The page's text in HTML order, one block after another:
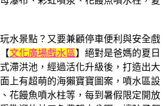
水景點？又要兼顧停車便利與安全戲
文化廣場戲水區】絕對是爸媽的夏日
滯洪池，經過活化升級後，打造出大
上有超萌的海獺寶寶圖案，噴水區設
花饅魚噴水柱等，每到暑假限定開放